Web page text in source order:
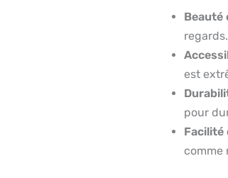
Beauté
regards.
est
pour
Facilité
comme